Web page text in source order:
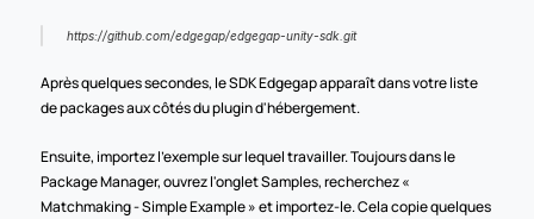
https://github.com/edgegap/edgegap-unity-sdk.git
Après quelques secondes, le SDK Edgegap apparaît dans votre liste
de packages aux côtés du plugin d'hébergement.
Ensuite, importez l'exemple sur lequel travailler. Toujours dans le
Package Manager, ouvrez l'onglet Samples, recherchez «
Matchmaking - Simple Example » et importez-le. Cela copie quelques